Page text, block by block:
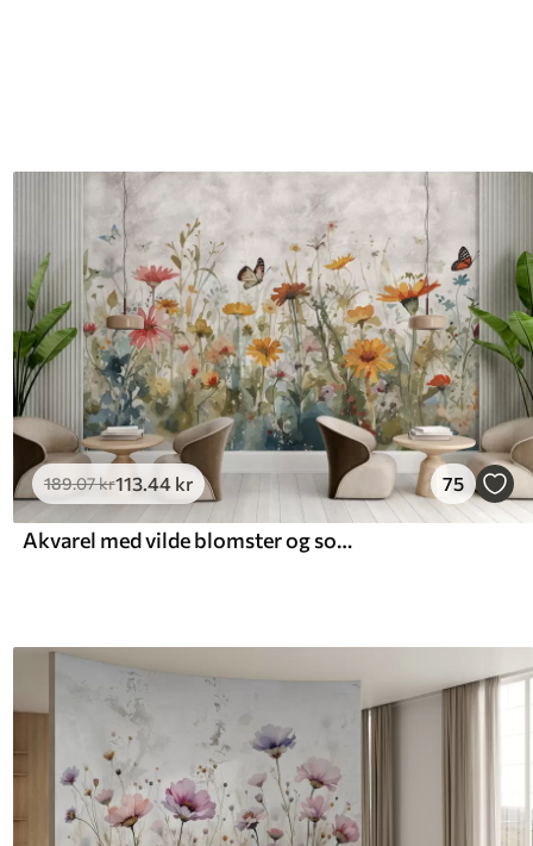
189.07kr113.44 kr 75
Akvarel med vilde blomster og sommerfugle